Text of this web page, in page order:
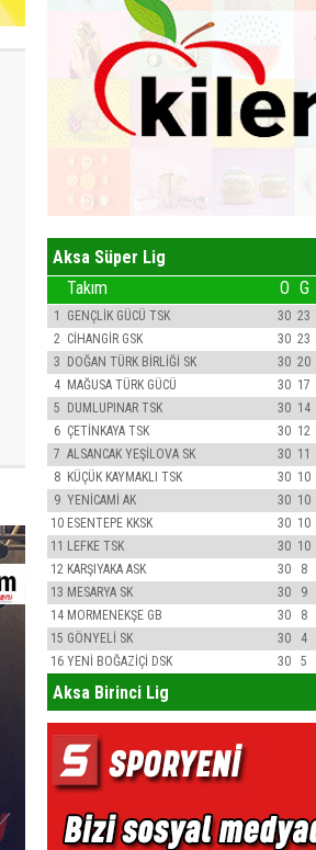
Aksa Süper Lig
Takım O G
1 GENÇLİK GÜCÜ TSK 30 23
2 CİHANGİR GSK 30 23
3 DOĞAN TÜRK BİRLİĞİ SK 30 20
4 MAĞUSA TÜRK GÜCÜ 30 17
5 DUMLUPINAR TSK 30 14
6 ÇETİNKAYA TSK 30 12
7 ALSANCAK YEŞİLOVA SK 30 11
8 KÜÇÜK KAYMAKLI TSK 30 10
9 YENİCAMİ AK 30 10
10 ESENTEPE KKSK 30 10
11 LEFKE TSK 30 10
12 KARŞIYAKA ASK 30 8
13 MESARYA SK 30 9
14 MORMENEKŞE GB 30 8
15 GÖNYELİ SK 30 4
16 YENİ BOĞAZİÇİ DSK 30 5
Aksa Birinci Lig